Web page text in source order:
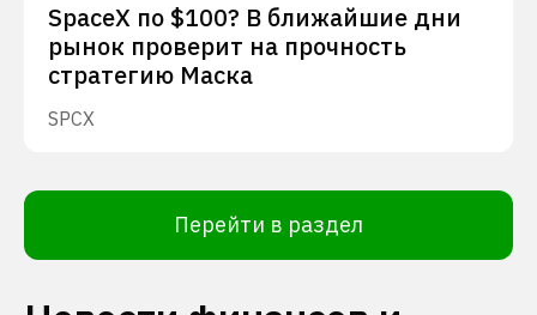
SpaceX по $100? В ближайшие дни
рынок проверит на прочность
стратегию Маска
SPCX
Перейти в раздел